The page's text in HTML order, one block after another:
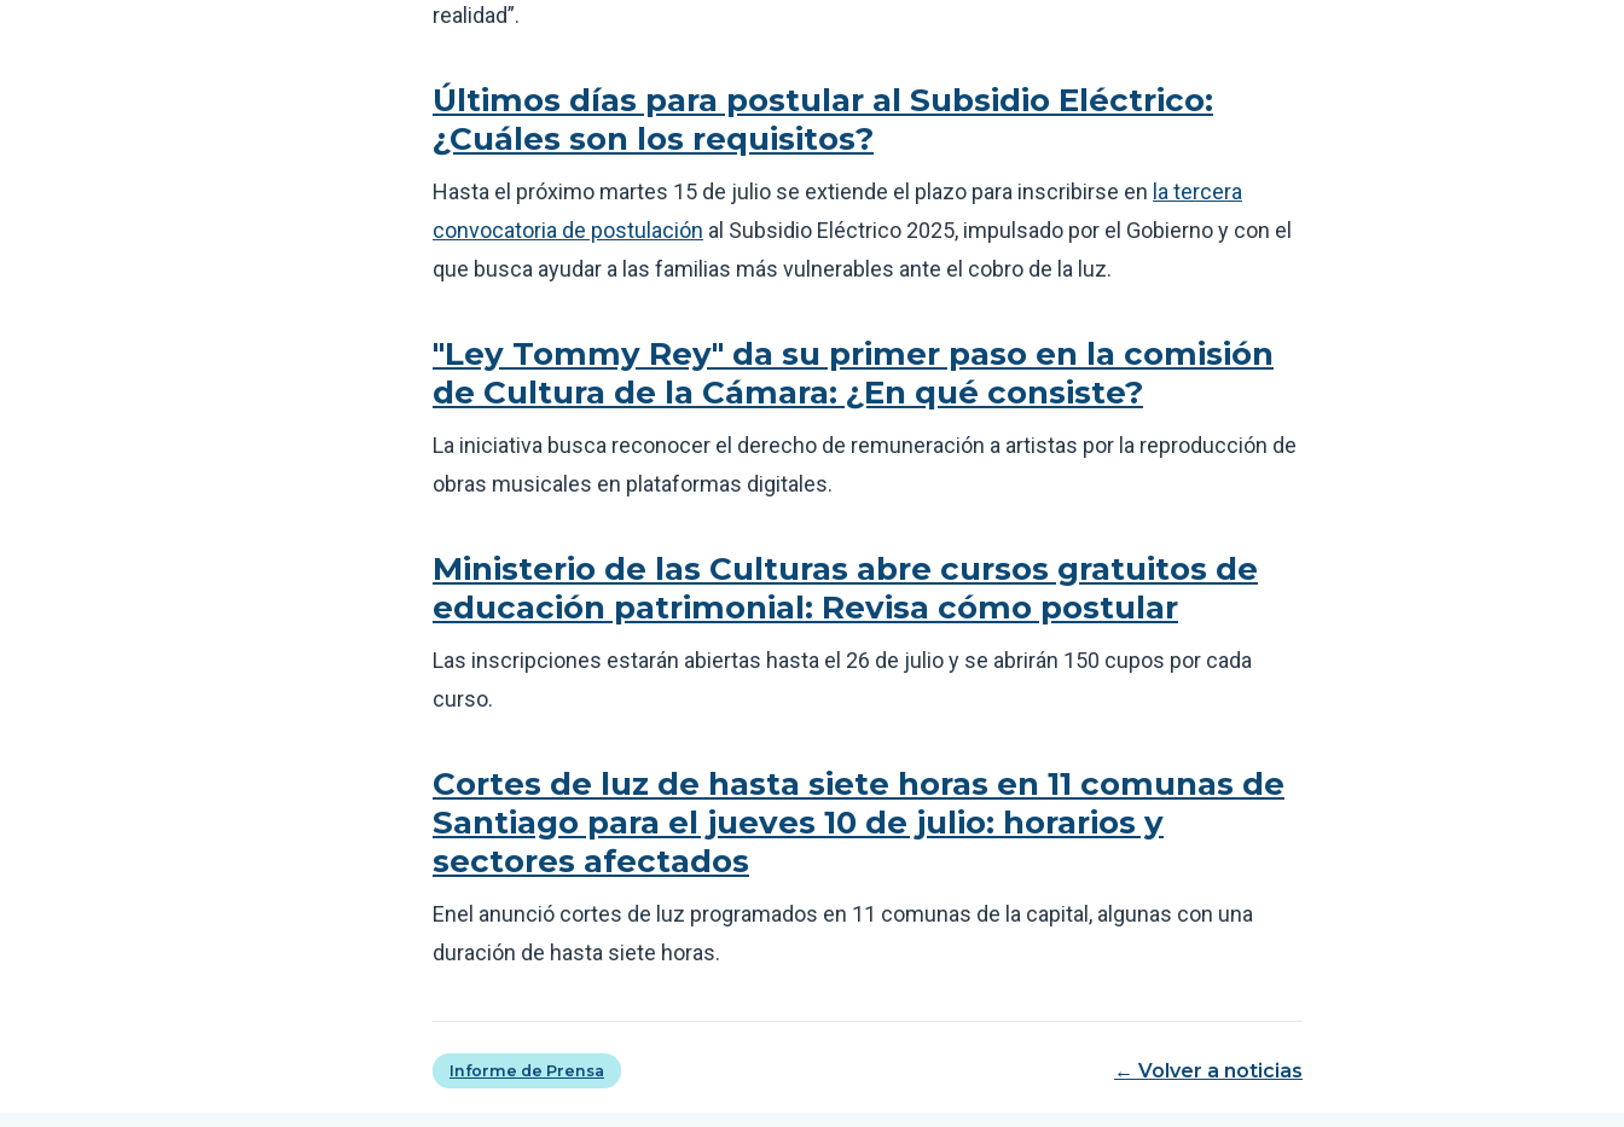
realidad”.
Últimos días para postular al Subsidio Eléctrico:
¿Cuáles son los requisitos?
Hasta el próximo martes 15 de julio se extiende el plazo para inscribirse en la tercera
convocatoria de postulación al Subsidio Eléctrico 2025, impulsado por el Gobierno y con el
que busca ayudar a las familias más vulnerables ante el cobro de la luz.
"Ley Tommy Rey" da su primer paso en la comisión
de Cultura de la Cámara: ¿En qué consiste?
La iniciativa busca reconocer el derecho de remuneración a artistas por la reproducción de
obras musicales en plataformas digitales.
Ministerio de las Culturas abre cursos gratuitos de
educación patrimonial: Revisa cómo postular
Las inscripciones estarán abiertas hasta el 26 de julio y se abrirán 150 cupos por cada
curso.
Cortes de luz de hasta siete horas en 11 comunas de
Santiago para el jueves 10 de julio: horarios y
sectores afectados
Enel anunció cortes de luz programados en 11 comunas de la capital, algunas con una
duración de hasta siete horas.
Informe de Prensa ← Volver a noticias